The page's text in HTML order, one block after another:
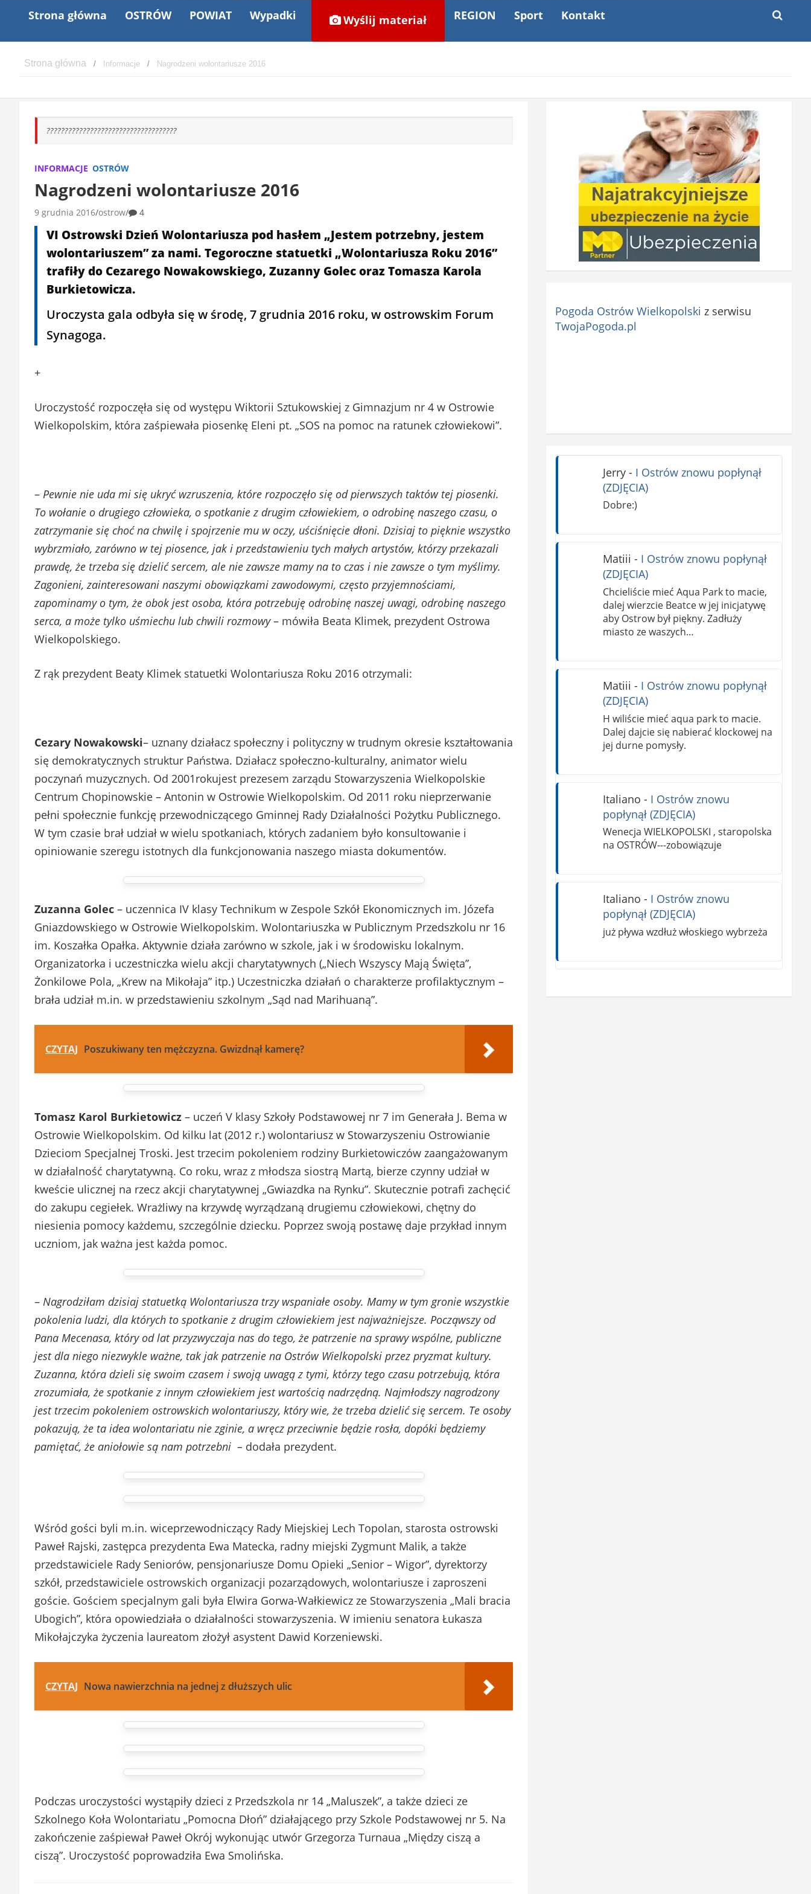
Strona główna OSTRÓW POWIAT Wypadki Wyślij materiał REGION Sport Kontakt
Informacje Nagrodzeni wolontariusze 2016
????????????????????????????????????
INFORMACJE OSTRÓW
Nagrodzeni wolontariusze 2016
9 grudnia 2016 ostrow 4
VI Ostrowski Dzień Wolontariusza pod hasłem „Jestem potrzebny, jestem
wolontariuszem” za nami. Tegoroczne statuetki „Wolontariusza Roku 2016”
trafiły do Cezarego Nowakowskiego, Zuzanny Golec oraz Tomasza Karola
Burkietowicza.
Uroczysta gala odbyła się w środę, 7 grudnia 2016 roku, w ostrowskim Forum
Synagoga.
+
Uroczystość rozpoczęła się od występu Wiktorii Sztukowskiej z Gimnazjum nr 4 w Ostrowie
Wielkopolskim, która zaśpiewała piosenkę Eleni pt. „SOS na pomoc na ratunek człowiekowi”.
– Pewnie nie uda mi się ukryć wzruszenia, które rozpoczęło się od pierwszych taktów tej piosenki.
To wołanie o drugiego człowieka, o spotkanie z drugim człowiekiem, o odrobinę naszego czasu, o
zatrzymanie się choć na chwilę i spojrzenie mu w oczy, uściśnięcie dłoni. Dzisiaj to pięknie wszystko
wybrzmiało, zarówno w tej piosence, jak i przedstawieniu tych małych artystów, którzy przekazali
prawdę, że trzeba się dzielić sercem, ale nie zawsze mamy na to czas i nie zawsze o tym myślimy.
Zagonieni, zainteresowani naszymi obowiązkami zawodowymi, często przyjemnościami,
zapominamy o tym, że obok jest osoba, która potrzebuję odrobinę naszej uwagi, odrobinę naszego
serca, a może tylko uśmiechu lub chwili rozmowy– mówiła Beata Klimek, prezydent Ostrowa
Wielkopolskiego.
Z rąk prezydent Beaty Klimek statuetki Wolontariusza Roku 2016 otrzymali:
Cezary Nowakowski– uznany działacz społeczny i polityczny w trudnym okresie kształtowania
się demokratycznych struktur Państwa. Działacz społeczno-kulturalny, animator wielu
poczynań muzycznych. Od 2001rokujest prezesem zarządu Stowarzyszenia Wielkopolskie
Centrum Chopinowskie – Antonin w Ostrowie Wielkopolskim. Od 2011 roku nieprzerwanie
pełni społecznie funkcję przewodniczącego Gminnej Rady Działalności Pożytku Publicznego.
W tym czasie brał udział w wielu spotkaniach, których zadaniem było konsultowanie i
opiniowanie szeregu istotnych dla funkcjonowania naszego miasta dokumentów.
Zuzanna Golec – uczennica IV klasy Technikum w Zespole Szkół Ekonomicznych im. Józefa
Gniazdowskiego w Ostrowie Wielkopolskim. Wolontariuszka w Publicznym Przedszkolu nr 16
im. Koszałka Opałka. Aktywnie działa zarówno w szkole, jak i w środowisku lokalnym.
Organizatorka i uczestniczka wielu akcji charytatywnych („Niech Wszyscy Mają Święta”,
Żonkilowe Pola, „Krew na Mikołaja” itp.) Uczestniczka działań o charakterze profilaktycznym –
brała udział m.in. w przedstawieniu szkolnym „Sąd nad Marihuaną”.
CZYTAJ Poszukiwany ten mężczyzna. Gwizdnął kamerę?
Tomasz Karol Burkietowicz – uczeń V klasy Szkoły Podstawowej nr 7 im Generała J. Bema w
Ostrowie Wielkopolskim. Od kilku lat (2012 r.) wolontariusz w Stowarzyszeniu Ostrowianie
Dzieciom Specjalnej Troski. Jest trzecim pokoleniem rodziny Burkietowiczów zaangażowanym
w działalność charytatywną. Co roku, wraz z młodsza siostrą Martą, bierze czynny udział w
kweście ulicznej na rzecz akcji charytatywnej „Gwiazdka na Rynku”. Skutecznie potrafi zachęcić
do zakupu cegiełek. Wrażliwy na krzywdę wyrządzaną drugiemu człowiekowi, chętny do
niesienia pomocy każdemu, szczególnie dziecku. Poprzez swoją postawę daje przykład innym
uczniom, jak ważna jest każda pomoc.
– Nagrodziłam dzisiaj statuetką Wolontariusza trzy wspaniałe osoby. Mamy w tym gronie wszystkie
pokolenia ludzi, dla których to spotkanie z drugim człowiekiem jest najważniejsze. Począwszy od
Pana Mecenasa, który od lat przyzwyczaja nas do tego, że patrzenie na sprawy wspólne, publiczne
jest dla niego niezwykle ważne, tak jak patrzenie na Ostrów Wielkopolski przez pryzmat kultury.
Zuzanna, która dzieli się swoim czasem i swoją uwagą z tymi, którzy tego czasu potrzebują, która
zrozumiała, że spotkanie z innym człowiekiem jest wartością nadrzędną. Najmłodszy nagrodzony
jest trzecim pokoleniem ostrowskich wolontariuszy, który wie, że trzeba dzielić się sercem. Te osoby
pokazują, że ta idea wolontariatu nie zginie, a wręcz przeciwnie będzie rosła, dopóki będziemy
pamiętać, że aniołowie są nam potrzebni – dodała prezydent.
Wśród gości byli m.in. wiceprzewodniczący Rady Miejskiej Lech Topolan, starosta ostrowski
Paweł Rajski, zastępca prezydenta Ewa Matecka, radny miejski Zygmunt Malik, a także
przedstawiciele Rady Seniorów, pensjonariusze Domu Opieki „Senior – Wigor”, dyrektorzy
szkół, przedstawiciele ostrowskich organizacji pozarządowych, wolontariusze i zaproszeni
goście. Gościem specjalnym gali była Elwira Gorwa-Wałkiewicz ze Stowarzyszenia „Mali bracia
Ubogich”, która opowiedziała o działalności stowarzyszenia. W imieniu senatora Łukasza
Mikołajczyka życzenia laureatom złożył asystent Dawid Korzeniewski.
CZYTAJ Nowa nawierzchnia na jednej z dłuższych ulic
Podczas uroczystości wystąpiły dzieci z Przedszkola nr 14 „Maluszek”, a także dzieci ze
Szkolnego Koła Wolontariatu „Pomocna Dłoń” działającego przy Szkole Podstawowej nr 5. Na
zakończenie zaśpiewał Paweł Okrój wykonując utwór Grzegorza Turnaua „Między ciszą a
ciszą”. Uroczystość poprowadziła Ewa Smolińska.
Pogoda Ostrów Wielkopolski z serwisu
TwojaPogoda.pl
Jerry- I Ostrów znowu popłynął
(ZDJĘCIA)
Dobre:)
Matiii - I Ostrów znowu popłynął
(ZDJĘCIA)
Chcieliście mieć Aqua Park to macie,
dalej wierzcie Beatce w jej inicjatywę
aby Ostrow był piękny. Zadłuży
miasto ze waszych…
Matiii - I Ostrów znowu popłynął
(ZDJĘCIA)
H wiliście mieć aqua park to macie.
Dalej dajcie się nabierać klockowej na
jej durne pomysły.
Italiano - I Ostrów znowu
popłynął (ZDJĘCIA)
Wenecja WIELKOPOLSKI , staropolska
na OSTRÓW---zobowiązuje
Italiano - I Ostrów znowu
popłynął (ZDJĘCIA)
już pływa wzdłuż włoskiego wybrzeża